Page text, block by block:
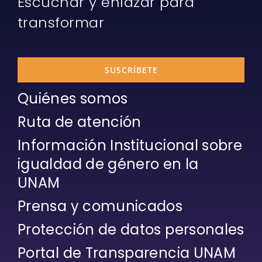
transformar
SUSCRÍBETE
Quiénes somos
Ruta de atención
Información Institucional sobre
igualdad de género en la
UNAM
Prensa y comunicados
Protección de datos personales
Portal de Transparencia UNAM